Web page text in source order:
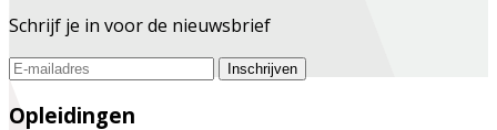
Schrijf je in voor de nieuwsbrief
Inschrijven
Opleidingen